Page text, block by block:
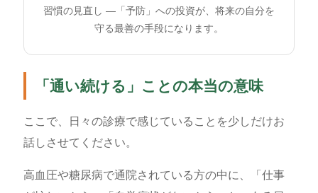
習慣の見直し ―「予防」への投資が、将来の自分を
守る最善の手段になります。
「通い続ける」ことの本当の意味
ここで、日々の診療で感じていることを少しだけお
話しさせてください。
高血圧や糖尿病で通院されている方の中に、「仕事